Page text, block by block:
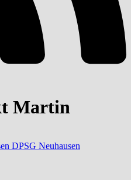
Martin
DPSG Neuhausen